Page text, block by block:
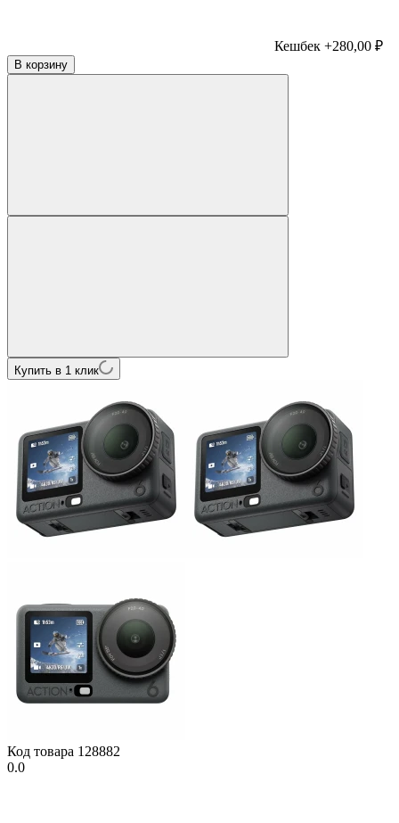
Кешбек +280,00 ₽
В корзину
Купить в 1 клик
Код товара 128882
0.0